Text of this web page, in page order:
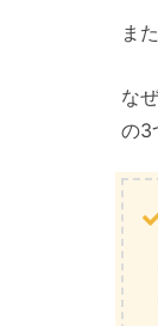
また
な
の3